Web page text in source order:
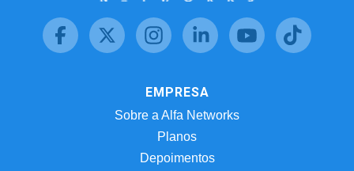
EMPRESA
Sobre a Alfa Networks
Planos
Depoimentos